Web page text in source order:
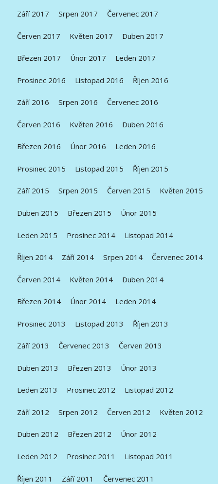
Září 2017 Srpen 2017 Červenec 2017
Červen 2017 Květen 2017 Duben 2017
Březen 2017 Únor 2017 Leden 2017
Prosinec 2016 Listopad 2016 Říjen 2016
Září 2016 Srpen 2016 Červenec 2016
Červen 2016 Květen 2016 Duben 2016
Březen 2016 Únor 2016 Leden 2016
Prosinec 2015 Listopad 2015 Říjen 2015
Září 2015 Srpen 2015 Červen 2015 Květen 2015
Duben 2015 Březen 2015 Únor 2015
Leden 2015 Prosinec 2014 Listopad 2014
Říjen 2014 Září 2014 Srpen 2014 Červenec 2014
Červen 2014 Květen 2014 Duben 2014
Březen 2014 Únor 2014 Leden 2014
Prosinec 2013 Listopad 2013 Říjen 2013
Září 2013 Červenec 2013 Červen 2013
Duben 2013 Březen 2013 Únor 2013
Leden 2013 Prosinec 2012 Listopad 2012
Září 2012 Srpen 2012 Červen 2012 Květen 2012
Duben 2012 Březen 2012 Únor 2012
Leden 2012 Prosinec 2011 Listopad 2011
Říjen 2011 Září 2011 Červenec 2011